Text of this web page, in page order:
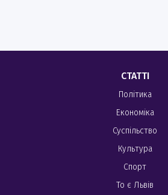
СТАТТІ
Політика
Економіка
Суспільство
Культура
Спорт
То є Львів